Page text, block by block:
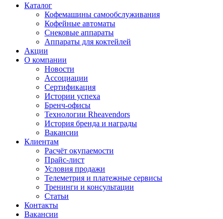
Каталог
Кофемашины самообслуживания
Кофейные автоматы
Снековые аппараты
Аппараты для коктейлей
Акции
О компании
Новости
Ассоциации
Сертификация
Истории успеха
Бренч-офисы
Технологии Rheavendors
История бренда и награды
Вакансии
Клиентам
Расчёт окупаемости
Прайс-лист
Условия продажи
Телеметрия и платежные сервисы
Тренинги и консультации
Статьи
Контакты
Вакансии